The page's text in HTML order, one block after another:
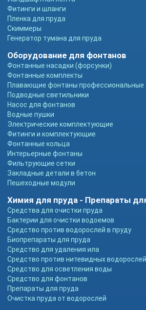
Фитинги и шланги
Пленка для пруда
Скиммеры
Генератор тумана для пруда
Оборудование для фонтанов
Фонтанные насадки (форсунки)
Фонтанные комплекты
Плавающие фонтаны профессиональные
Подводные светильники
Насос для фонтанов
Водные пушки
Электрические комплектующие
Фитинги и комплектующие
Фонтанные кольца
Интерьерные фонтаны
Фильтрующие сетки
Закладные детали в бетон
Пешеходные модули
Химия для пруда - Препараты
Средства для очистки пруда
Бактерии для очистки водоемов
Средство против водорослей в пруду
Биопрепараты для пруда
Средство для удаления ила
Средство против нитевидных водорослей
Средство для осветления воды
Средство для фонтанов
Препараты для пруда
Очистка пруда от водорослей